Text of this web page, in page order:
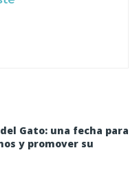
Gato: una fecha para
y promover su